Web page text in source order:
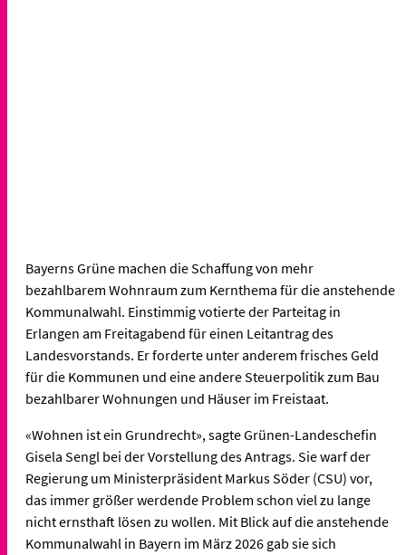
Bayerns Grüne machen die Schaffung von mehr
bezahlbarem Wohnraum zum Kernthema für die anstehende
Kommunalwahl. Einstimmig votierte der Parteitag in
Erlangen am Freitagabend für einen Leitantrag des
Landesvorstands. Er forderte unter anderem frisches Geld
für die Kommunen und eine andere Steuerpolitik zum Bau
bezahlbarer Wohnungen und Häuser im Freistaat.
«Wohnen ist ein Grundrecht», sagte Grünen-Landeschefin
Gisela Sengl bei der Vorstellung des Antrags. Sie warf der
Regierung um Ministerpräsident Markus Söder (CSU) vor,
das immer größer werdende Problem schon viel zu lange
nicht ernsthaft lösen zu wollen. Mit Blick auf die anstehende
Kommunalwahl in Bayern im März 2026 gab sie sich